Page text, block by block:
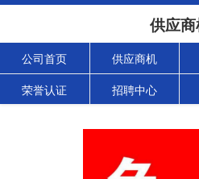
供应商
公司首页 供应商机
荣誉认证 招聘中心